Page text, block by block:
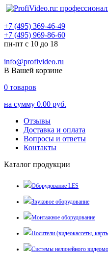
+7 (495) 369-46-49
+7 (495) 969-86-60
пн-пт с 10 до 18
info@profivideo.ru
В Вашей корзине
0 товаров
на сумму 0.00 руб.
Отзывы
Доставка и оплата
Вопросы и ответы
Контакты
Каталог продукции
Оборудование LES
Звуковое оборудование
Монтажное оборудование
Носители (видеокассеты,
Системы нелинейного